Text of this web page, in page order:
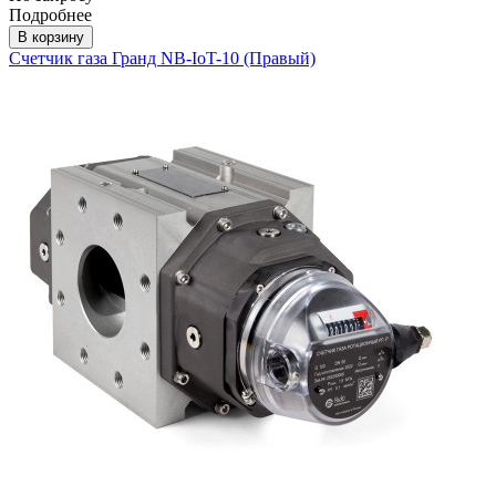
Подробнее
В корзину
Счетчик газа Гранд NB-IoT-10 (Правый)